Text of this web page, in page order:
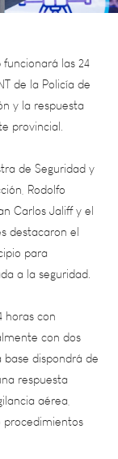
las 24
la Policía de
la respuesta
y
RodolfoJaliff y el
el
para
la seguridad.
con
con dos
dispondrá de
respuesta
aérea,